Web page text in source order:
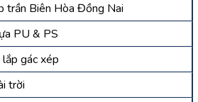
trần Biên Hòa Đồng Nai
PU & PS
gác xép
trời